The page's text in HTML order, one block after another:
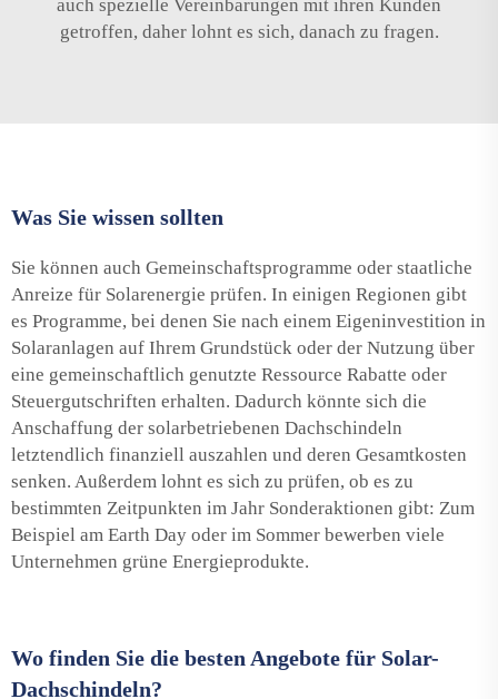
auch spezielle Vereinbarungen mit ihren Kunden
getroffen, daher lohnt es sich, danach zu fragen.
Was Sie wissen sollten
Sie können auch Gemeinschaftsprogramme oder staatliche
Anreize für Solarenergie prüfen. In einigen Regionen gibt
es Programme, bei denen Sie nach einem Eigeninvestition in
Solaranlagen auf Ihrem Grundstück oder der Nutzung über
eine gemeinschaftlich genutzte Ressource Rabatte oder
Steuergutschriften erhalten. Dadurch könnte sich die
Anschaffung der solarbetriebenen Dachschindeln
letztendlich finanziell auszahlen und deren Gesamtkosten
senken. Außerdem lohnt es sich zu prüfen, ob es zu
bestimmten Zeitpunkten im Jahr Sonderaktionen gibt: Zum
Beispiel am Earth Day oder im Sommer bewerben viele
Unternehmen grüne Energieprodukte.
Wo finden Sie die besten Angebote für Solar-
Dachschindeln?